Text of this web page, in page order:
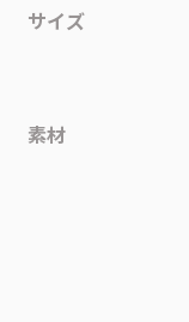
サイズ
素材